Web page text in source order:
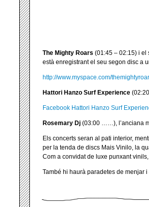
The Mighty Roars (01:45 – 02:15) i el
està enregistrant el seu segon disc a
http://www.myspace.com/
Hattori Hanzo Surf Experience
Facebook Hattori Hanzo Surf
Rosemary Dj (03:00 ……), l’anciana
Els concerts seran al pati interior,
per la tenda de discs Mais Vinilo, la
Com a convidat de luxe punxant
També hi haurà paradetes de menjar i